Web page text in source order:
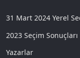
31 Mart 2024 Yerel
2023 Seçim Sonuçları
Yazarlar